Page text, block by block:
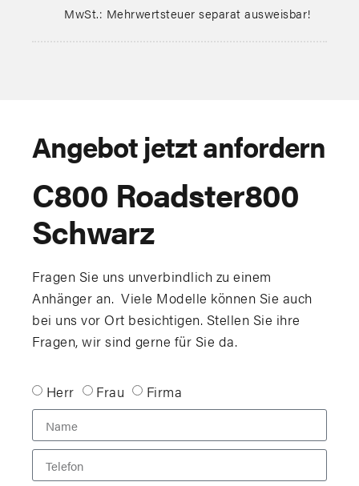
MwSt.: Mehrwertsteuer separat ausweisbar!
Angebot jetzt anfordern
C800 Roadster800
Schwarz
Fragen Sie uns unverbindlich zu einem
Anhänger an. Viele Modelle können Sie auch
bei uns vor Ort besichtigen. Stellen Sie ihre
Fragen, wir sind gerne für Sie da.
Herr Frau Firma